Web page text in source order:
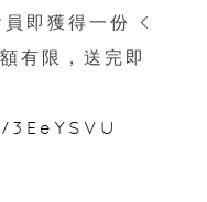
即獲得一份 <
有限，送完即